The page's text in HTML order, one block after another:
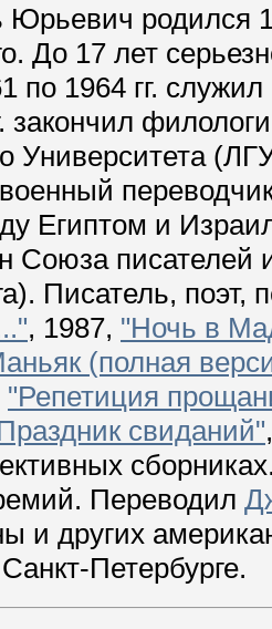
Юрьевич родился
До 17 лет
по 1964 гг.
Университета
Египтом и
Союза
Писатель, поэт,
, 1987, "Ночь в
(полная
"Репетиция
свиданий"
Переводил
и других
Петербурге.